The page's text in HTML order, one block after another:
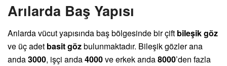
Arılarda Baş Yapısı
Arılarda vücut yapısında baş bölgesinde bir çift bileşik göz
ve üç adet basit gözbulunmaktadır. Bileşik gözler ana
arıda3000, işçi arıda4000ve erkek arıda8000’den fazla